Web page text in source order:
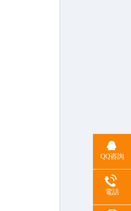
QQ咨詢
電話